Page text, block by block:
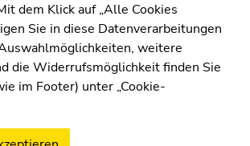
Graz
dem Klick auf „Alle Cookies
Sie in diese Datenverarbeitungen
weitere
die Widerrufsmöglichkeit finden Sie
im Footer) unter „Cookie-